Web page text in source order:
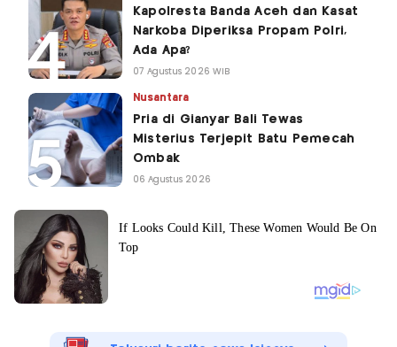
Kapolresta Banda Aceh dan Kasat
Narkoba Diperiksa Propam Polri,
Ada Apa?
07 Agustus 2026 WIB
Nusantara
Pria di Gianyar Bali Tewas
Misterius Terjepit Batu Pemecah
Ombak
06 Agustus 2026